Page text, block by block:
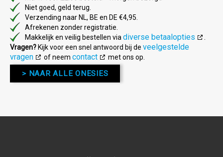
Niet goed, geld terug.
Verzending naar NL, BE en DE €4,95.
Afrekenen zonder registratie.
Makkelijk en veilig bestellen viadiverse betaalopties
.
Vragen? Kijk voor een snel antwoord bij de veelgestelde
vragen
of neem contact met ons op.
> NAAR ALLE ONESIES